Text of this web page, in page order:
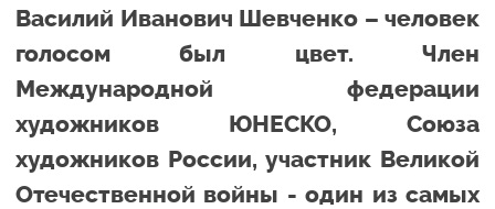
Василий Иванович Шевченко – человек
голосом был цвет. Член
Международной федерации
художников ЮНЕСКО, Союза
художников России, участник Великой
Отечественной войны - один из самых